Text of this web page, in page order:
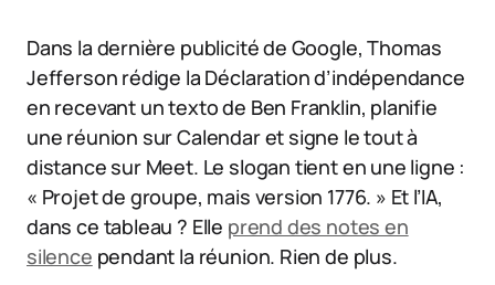
Dans la dernière publicité de Google, Thomas
Jefferson rédige la Déclaration d’indépendance
en recevant un texto de Ben Franklin, planifie
une réunion sur Calendar et signe le tout à
distance sur Meet. Le slogan tient en une ligne :
« Projet de groupe, mais version 1776. » Et l’IA,
dans ce tableau ? Elle prend des notes en
silence pendant la réunion. Rien de plus.